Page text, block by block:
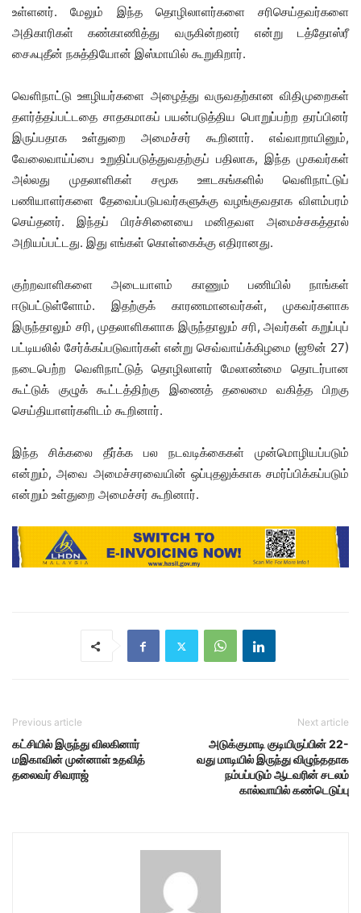
உள்ளனர். மேலும் இந்த தொழிலாளர்களை சரிசெய்தவர்களை
அதிகாரிகள் கண்காணித்து வருகின்றனர் என்று டத்தோஸ்ரீ
சைஃபுதீன் நசுத்தியோன் இஸ்மாயில் கூறுகிறார்.
வெளிநாட்டு ஊழியர்களை அழைத்து வருவதற்கான விதிமுறைகள்
தளர்த்தப்பட்டதை சாதகமாகப் பயன்படுத்திய பொறுப்பற்ற தரப்பினர்
இருப்பதாக உள்துறை அமைச்சர் கூறினார். எவ்வாறாயினும்,
வேலைவாய்ப்பை உறுதிப்படுத்துவதற்குப் பதிலாக, இந்த முகவர்கள்
அல்லது முதலாளிகள் சமூக ஊடகங்களில் வெளிநாட்டுப்
பணியாளர்களை தேவைப்படுபவர்களுக்கு வழங்குவதாக விளம்பரம்
செய்தனர். இந்தப் பிரச்சினையை மனிதவள அமைச்சகத்தால்
அறியப்பட்டது. இது எங்கள் கொள்கைக்கு எதிரானது.
குற்றவாளிகளை அடையாளம் காணும் பணியில் நாங்கள்
ஈடுபட்டுள்ளோம். இதற்குக் காரணமானவர்கள், முகவர்களாக
இருந்தாலும் சரி, முதலாளிகளாக இருந்தாலும் சரி, அவர்கள் கறுப்புப்
பட்டியலில் சேர்க்கப்படுவார்கள் என்று செவ்வாய்க்கிழமை (ஜூன் 27)
நடைபெற்ற வெளிநாட்டுத் தொழிலாளர் மேலாண்மை தொடர்பான
கூட்டுக் குழுக் கூட்டத்திற்கு இணைத் தலைமை வகித்த பிறகு
செய்தியாளர்களிடம் கூறினார்.
இந்த சிக்கலை தீர்க்க பல நடவடிக்கைகள் முன்மொழியப்படும்
என்றும், அவை அமைச்சரவையின் ஒப்புதலுக்காக சமர்ப்பிக்கப்படும்
என்றும் உள்துறை அமைச்சர் கூறினார்.
Previous article
கட்சியில் இருந்து விலகினார்
மஇகாவின் முன்னாள் உதவித்
தலைவர் சிவராஜ்
Next article
அடுக்குமாடி குடியிருப்பின் 22-
வது மாடியில் இருந்து விழுந்ததாக
நம்பப்படும் ஆடவரின் சடலம்
கால்வாயில் கண்டெடுப்பு